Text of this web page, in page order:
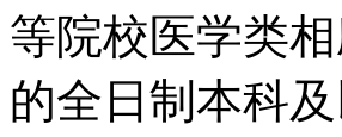
等院校医学类
的全日制本科